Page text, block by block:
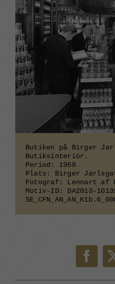
Butiken på Birger
Butiksinteriör.
Period: 1968
Plats: Birger
Fotograf: Lennart af
Motiv-ID: DA2013-